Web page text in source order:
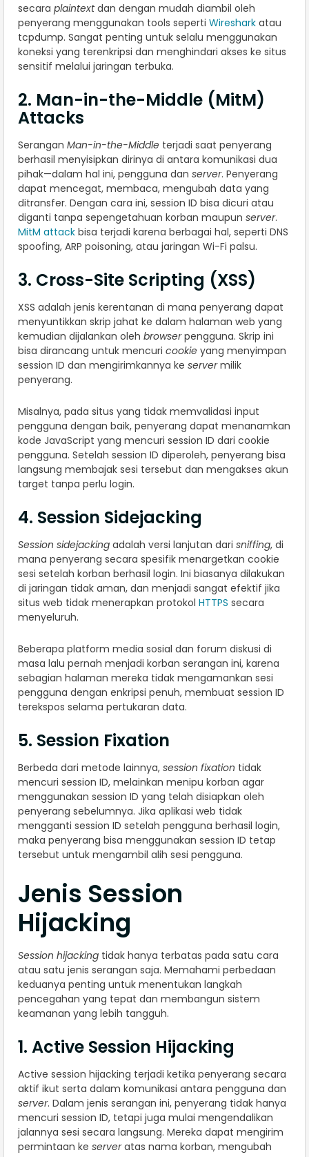
secara plaintextdan dengan mudah diambil oleh
penyerang menggunakan tools seperti Wireshark atau
tcpdump. Sangat penting untuk selalu menggunakan
koneksi yang terenkripsi dan menghindari akses ke situs
sensitif melalui jaringan terbuka.
2. Man-in-the-Middle (MitM)
Attacks
Serangan Man-in-the-Middle terjadi saat penyerang
berhasil menyisipkan dirinya di antara komunikasi dua
pihak—dalam hal ini, pengguna dan server. Penyerang
dapat mencegat, membaca, mengubah data yang
ditransfer. Dengan cara ini, session ID bisa dicuri atau
diganti tanpa sepengetahuan korban maupun server.
MitM attack bisa terjadi karena berbagai hal, seperti DNS
spoofing, ARP poisoning, atau jaringan Wi-Fi palsu.
3. Cross-Site Scripting (XSS)
XSS adalah jenis kerentanan di mana penyerang dapat
menyuntikkan skrip jahat ke dalam halaman web yang
kemudian dijalankan oleh browserpengguna. Skrip ini
bisa dirancang untuk mencuri cookie yang menyimpan
session ID dan mengirimkannya ke servermilik
penyerang.
Misalnya, pada situs yang tidak memvalidasi input
pengguna dengan baik, penyerang dapat menanamkan
kode JavaScript yang mencuri session ID dari cookie
pengguna. Setelah session ID diperoleh, penyerang bisa
langsung membajak sesi tersebut dan mengakses akun
target tanpa perlu login.
4. Session Sidejacking
Session sidejacking adalah versi lanjutan dari sniffing, di
mana penyerang secara spesifik menargetkan cookie
sesi setelah korban berhasil login. Ini biasanya dilakukan
di jaringan tidak aman, dan menjadi sangat efektif jika
situs web tidak menerapkan protokol HTTPS secara
menyeluruh.
Beberapa platform media sosial dan forum diskusi di
masa lalu pernah menjadi korban serangan ini, karena
sebagian halaman mereka tidak mengamankan sesi
pengguna dengan enkripsi penuh, membuat session ID
terekspos selama pertukaran data.
5. Session Fixation
Berbeda dari metode lainnya, session fixation tidak
mencuri session ID, melainkan menipu korban agar
menggunakan session ID yang telah disiapkan oleh
penyerang sebelumnya. Jika aplikasi web tidak
mengganti session ID setelah pengguna berhasil login,
maka penyerang bisa menggunakan session ID tetap
tersebut untuk mengambil alih sesi pengguna.
Jenis Session
Hijacking
Session hijacking tidak hanya terbatas pada satu cara
atau satu jenis serangan saja. Memahami perbedaan
keduanya penting untuk menentukan langkah
pencegahan yang tepat dan membangun sistem
keamanan yang lebih tangguh.
1. Active Session Hijacking
Active session hijacking terjadi ketika penyerang secara
aktif ikut serta dalam komunikasi antara pengguna dan
server. Dalam jenis serangan ini, penyerang tidak hanya
mencuri session ID, tetapi juga mulai mengendalikan
jalannya sesi secara langsung. Mereka dapat mengirim
permintaan ke serveratas nama korban, mengubah